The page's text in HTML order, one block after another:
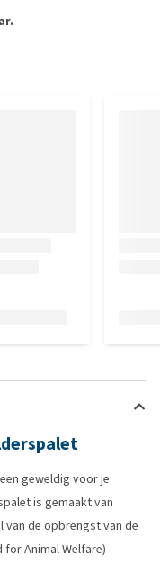
geweldig voor je
is gemaakt van
van de opbrengst van de
for Animal Welfare)